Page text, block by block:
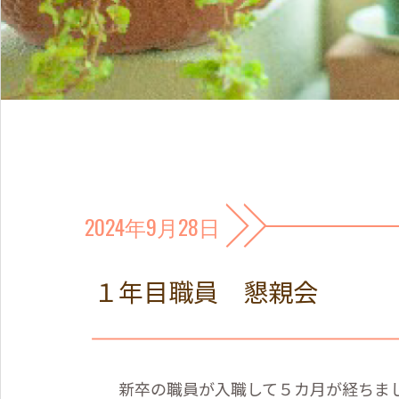
2024年9月28日
１年目職員 懇親会
新卒の職員が入職して５カ月が経ちま